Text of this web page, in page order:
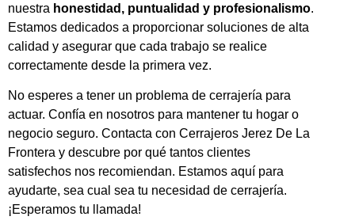
nuestra honestidad, puntualidad y profesionalismo.
Estamos dedicados a proporcionar soluciones de alta
calidad y asegurar que cada trabajo se realice
correctamente desde la primera vez.
No esperes a tener un problema de cerrajería para
actuar. Confía en nosotros para mantener tu hogar o
negocio seguro. Contacta con Cerrajeros Jerez De La
Frontera y descubre por qué tantos clientes
satisfechos nos recomiendan. Estamos aquí para
ayudarte, sea cual sea tu necesidad de cerrajería.
¡Esperamos tu llamada!